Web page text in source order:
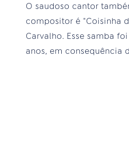
O saudoso cantor
compositor é "Coisinha
Carvalho. Esse samba
anos, em consequência